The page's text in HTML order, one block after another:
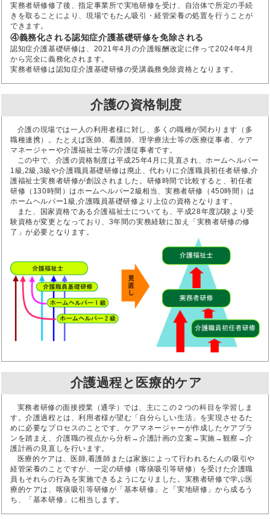
実務者研修修了後、指定事業所で実地研修を受け、自治体で所定の手続
きを取ることにより、現場でもたん吸引・経管栄養の処置を行うことが
できます。
④義務化される認知症介護基礎研修を免除される
認知症介護基礎研修は、2021年4月の介護報酬改定に伴って2024年4月
から完全に義務化されます。
実務者研修は認知症介護基礎研修の受講義務免除資格となります。
介護の資格制度
介護の現場では一人の利用者様に対し、多くの職種が関わります（多
職種連携）。たとえば医師、看護師、理学療法士等の医療従事者、ケア
マネージャーや介護福祉士等の介護従事者です。
この中で、介護の資格制度は平成25年4月に見直され、ホームヘルパー
1級,2級,3級や介護職員基礎研修は廃止、代わりに介護職員初任者研修,介
護福祉士実務者研修が創設されました。研修時間で比較すると、初任者
研修（130時間）はホームヘルパー2級相当、実務者研修（450時間）は
ホームヘルパー1級,介護職員基礎研修より上位の資格となります。
また、国家資格である介護福祉士についても、平成28年度試験より受
験資格が変更となっており、3年間の実務経験に加え「実務者研修の修
了」が必要となります。
介護過程と医療的ケア
実務者研修の面接授業（通学）では、主にこの２つの科目を学習しま
す。介護過程とは、利用者様が望む「自分らしい生活」を実現させるた
めに必要なプロセスのことです。ケアマネージャーが作成したケアプラ
ンを踏まえ、介護職の視点から分析→介護計画の立案→実施→観察→介
護計画の見直しを行います。
医療的ケアは、医師,看護師または家族によって行われるたんの吸引や
経管栄養のことですが、一定の研修（喀痰吸引等研修）を受けた介護職
員もそれらの行為を実施できるようになりました。実務者研修で学ぶ医
療的ケアは、喀痰吸引等研修が「基本研修」と「実地研修」から成るう
ち、「基本研修」に相当します。